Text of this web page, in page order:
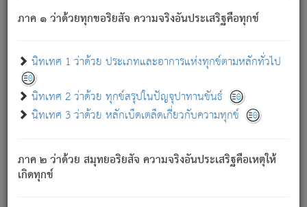
ภาค ๑ ว่าด้วยทุกขอริยสัจ ความจริงอันประเสริฐคือทุกข์
นิทเทศ 1 ว่าด้วย ประเภทและอาการแห่งทุกข์ตามหลักทั่วไป
นิทเทศ 2 ว่าด้วย ทุกข์สรุปในปัญจุปาทานขันธ์
นิทเทศ 3 ว่าด้วย หลักเบ็ดเตล็ดเกี่ยวกับความทุกข์
ภาค ๒ ว่าด้วย สมุทยอริยสัจ ความจริงอันประเสริฐคือเหตุให้
เกิดทุกข์
ภพ ว่ามีได้เพราะวิภพ[2]: เรากล่าวว่า สมณะหรือพราหมณ์ทั้ง
ปวงนั้น ก็ยังสลัดภพออกไปไม่ได้.
ก็ทุกข์นี้มีขึ้น เพราะอาศัยซึ่งอุปธิทั้งปวง.
เพราะความสิ้นไปแห่งอุปาทานทั้งปวง ความเกิดขึ้นแห่ง
ทุกข์จึงไม่มี.
ท่านจงดูโลกนี้เถิด (จะเห็นว่า) สัตว์ทั้งหลายอันอวิชาหนา
แน่นบังหนาแล้ว; และว่า สัตว์ผู้ยินดีในภพอันเป็นแล้วนั้น ย่อม
อันเป็นไปในที่หรือเวลาทั้งปวง[3]เพื่อความมีแห่งประโยชน์โดย
ประการทั้งปวง; ภพทั้งหลายทั้งหมดนั้น ไม่เที่ยง เป็นทุกข์ มี
ความแปรปรวนเป็นธรรมดา.